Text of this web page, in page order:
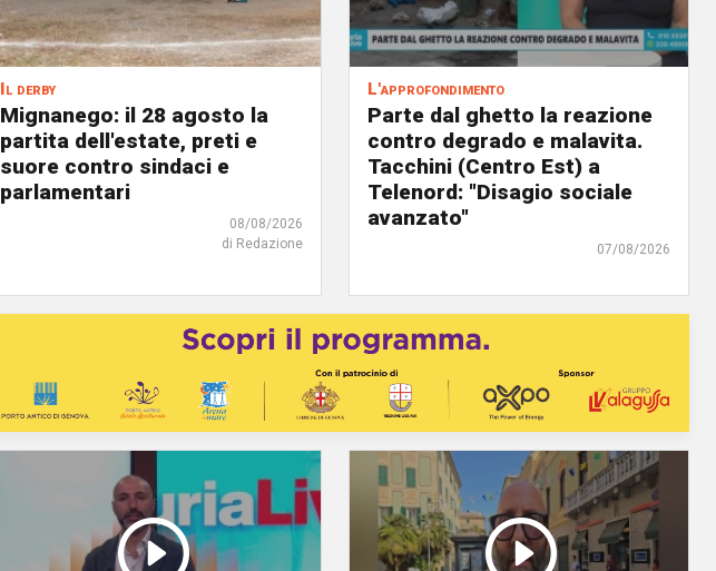
Il derby
Mignanego: il 28 agosto la
partita dell'estate, preti e
suore contro sindaci e
parlamentari
08/08/2026
di Redazione
L'approfondimento
Parte dal ghetto la reazione
contro degrado e malavita.
Tacchini (Centro Est) a
Telenord: "Disagio sociale
avanzato"
07/08/2026